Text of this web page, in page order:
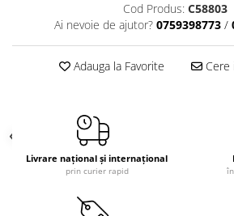
Cod Produs: C58803
Ai nevoie de ajutor? 0759398773 /
Adauga la Favorite Cere
Livrare național și internațional
prin curier rapid